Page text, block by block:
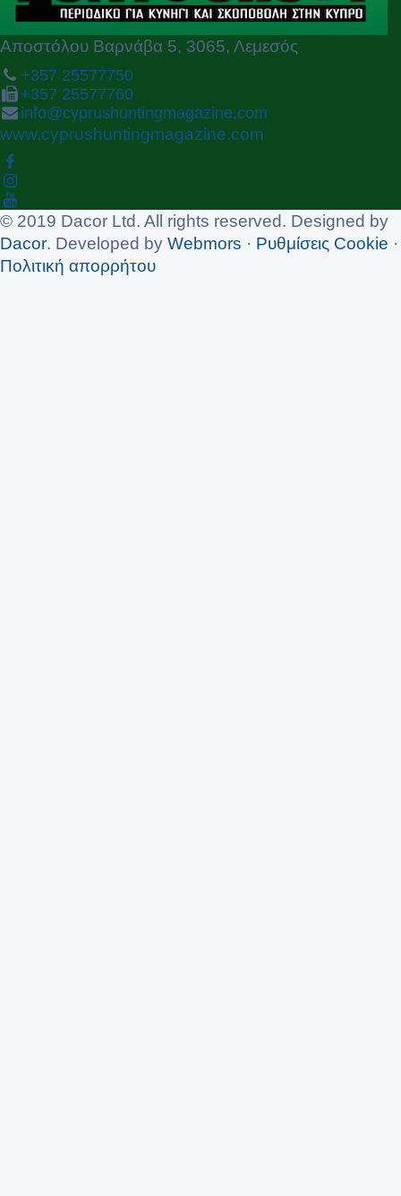
Αποστόλου Βαρνάβα 5, 3065, Λεμεσός
+357 25577750
+357 25577760
info@cyprushuntingmagazine.com
www.cyprushuntingmagazine.com
© 2019 Dacor Ltd. All rights reserved. Designed by
Dacor. Developed by Webmors · Ρυθμίσεις Cookie ·
Πολιτική απορρήτου